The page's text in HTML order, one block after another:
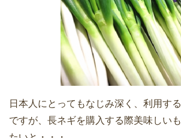
日本人にとってもなじみ深く、利用す
ですが、長ネギを購入する際美味しい